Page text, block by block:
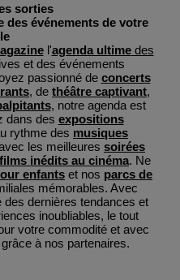
sorties
des événements de votre
l'agenda ultimedes
et des événements
passionné de concerts
, de théâtre captivant,
, notre agenda est
dans des expositions
rythme des musiques
les meilleures soirées
films inédits au cinéma. Ne
enfants et nos parcs de
mémorables. Avec
dernières tendances et
inoubliables, le tout
votre commodité et avec
à nos partenaires.